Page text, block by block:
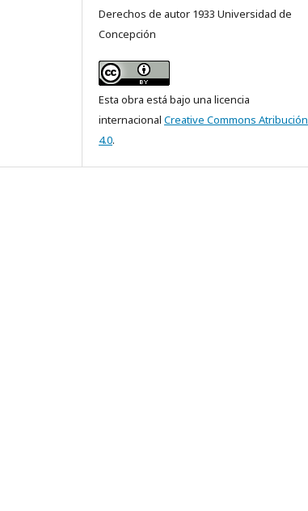
Derechos de autor 1933 Universidad de
Concepción
Esta obra está bajo una licencia
internacional Creative Commons Atribución
4.0.